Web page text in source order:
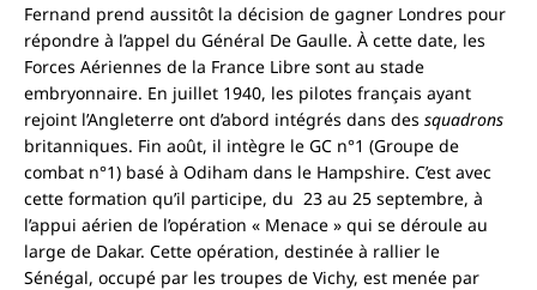
Fernand prend aussitôt la décision de gagner Londres pour
répondre à l’appel du Général De Gaulle. À cette date, les
Forces Aériennes de la France Libre sont au stade
embryonnaire. En juillet 1940, les pilotes français ayant
rejoint l’Angleterre ont d’abord intégrés dans des squadrons
britanniques. Fin août, il intègre le GC n°1 (Groupe de
combat n°1) basé à Odiham dans le Hampshire. C’est avec
cette formation qu’il participe, du 23 au 25 septembre, à
l’appui aérien de l’opération « Menace » qui se déroule au
large de Dakar. Cette opération, destinée à rallier le
Sénégal, occupé par les troupes de Vichy, est menée par